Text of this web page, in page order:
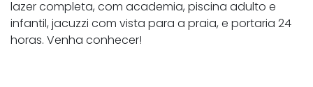
lazer completa, com academia, piscina adulto e
infantil, jacuzzi com vista para a praia, e portaria 24
horas. Venha conhecer!